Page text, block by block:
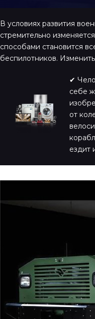
В условиях развития
стремительно
способами становится
беспилотников.
✔
себе
от
ездит